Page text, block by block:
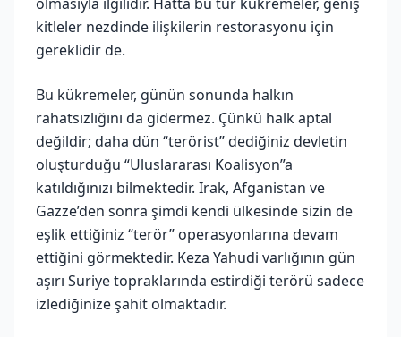
kitleler nezdinde ilişkilerin restorasyonu için
gereklidir de.
Bu kükremeler, günün sonunda halkın
rahatsızlığını da gidermez. Çünkü halk aptal
değildir; daha dün “terörist” dediğiniz devletin
oluşturduğu “Uluslararası Koalisyon”a
katıldığınızı bilmektedir. Irak, Afganistan ve
Gazze’den sonra şimdi kendi ülkesinde sizin de
eşlik ettiğiniz “terör” operasyonlarına devam
ettiğini görmektedir. Keza Yahudi varlığının gün
aşırı Suriye topraklarında estirdiği terörü sadece
izlediğinize şahit olmaktadır.